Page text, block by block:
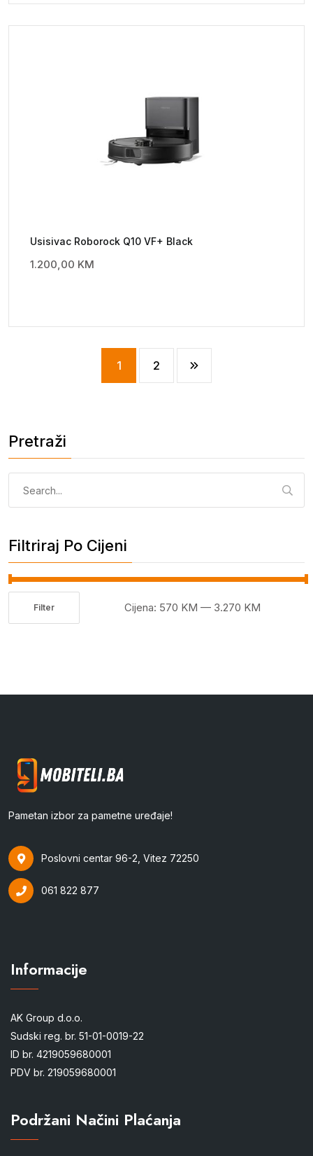
Usisivac Roborock Q10 VF+ Black
1.200,00 KM
1 2
Pretraži
Filtriraj Po Cijeni
Filter Cijena: 570 KM — 3.270 KM
Pametan izbor za pametne uređaje!
Poslovni centar 96-2, Vitez 72250
061 822 877
Informacije
AK Group d.o.o.
Sudski reg. br. 51-01-0019-22
ID br. 4219059680001
PDV br. 219059680001
Podržani Načini Plaćanja